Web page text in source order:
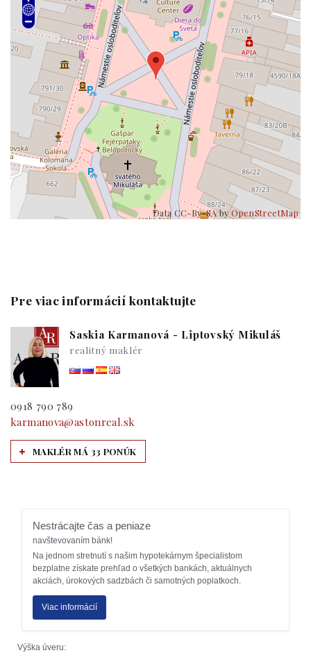
Data CC-By-SA byOpenStreetMap
Pre viac informácií kontaktujte
Saskia Karmanová - Liptovský Mikuláš
realitný maklér
0918 790 789
karmanova@astonreal.sk
MAKLÉR MÁ 33 PONÚK